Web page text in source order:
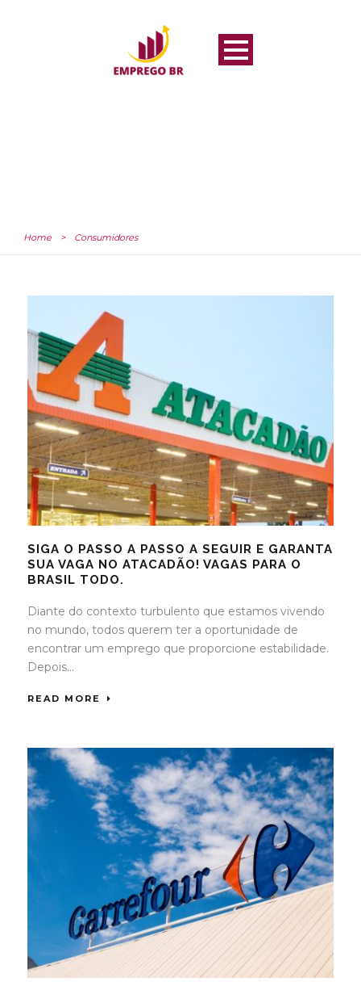
Home > Consumidores
SIGA O PASSO A PASSO A SEGUIR E GARANTA
SUA VAGA NO ATACADÃO! VAGAS PARA O
BRASIL TODO.
Diante do contexto turbulento que estamos vivendo
no mundo, todos querem ter a oportunidade de
encontrar um emprego que proporcione estabilidade.
Depois...
READ MORE